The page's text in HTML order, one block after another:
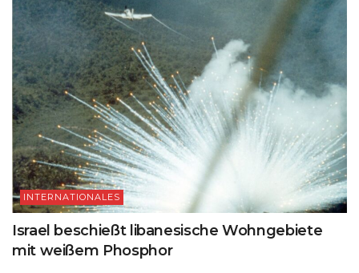
INTERNATIONALES
Israel beschießt libanesische Wohngebiete
mit weißem Phosphor